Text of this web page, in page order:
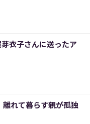
衣子さんに送ったア
れて暮らす親が孤独